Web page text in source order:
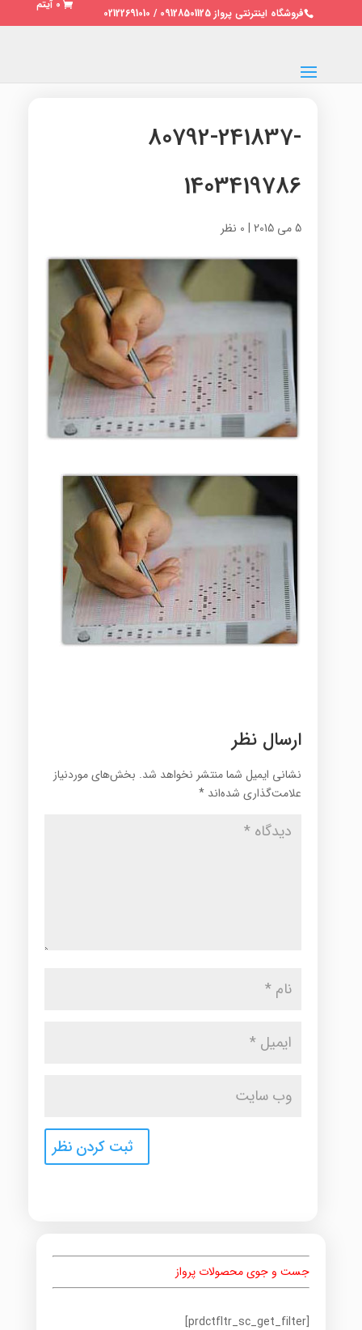
فروشگاه اینترنتی پرواز 09128501125 / 02122691010
0 آیتم
80792-241837-
1403419786
5 می 2015 | 0 نظر
ارسال نظر
نشانی ایمیل شما منتشر نخواهد شد. بخش‌های موردنیاز
علامت‌گذاری شده‌اند *
جست و جوی محصولات پرواز
[prdctfltr_sc_get_filter]